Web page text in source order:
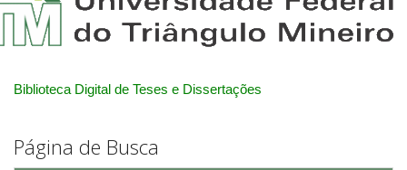
Biblioteca Digital de Teses e Dissertações
Página de Busca